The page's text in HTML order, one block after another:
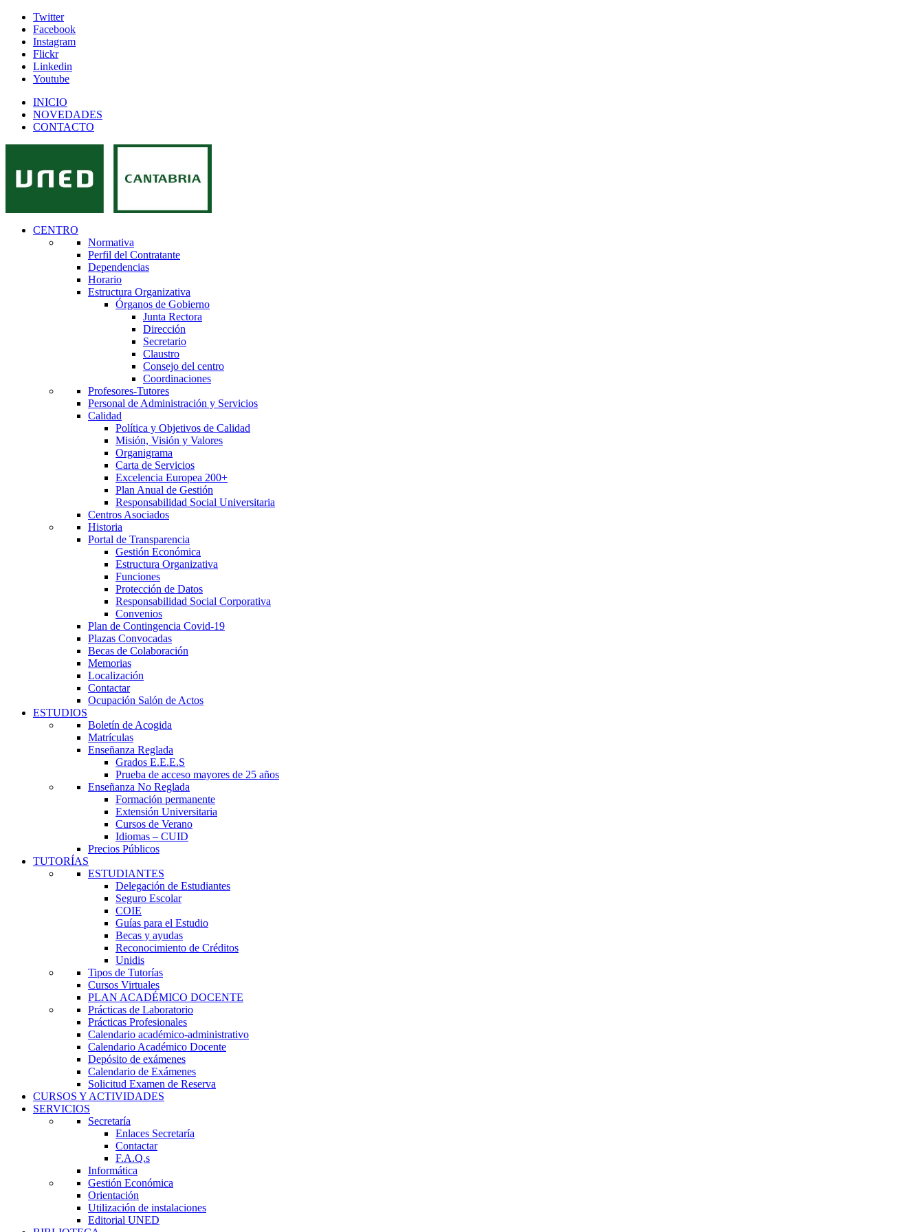
Twitter
Facebook
Instagram
Flickr
Linkedin
Youtube
INICIO
NOVEDADES
CONTACTO
CENTRO
Normativa
Perfil del Contratante
Dependencias
Horario
Estructura Organizativa
Órganos de Gobierno
Junta Rectora
Dirección
Secretario
Claustro
Consejo del centro
Coordinaciones
Profesores-Tutores
Personal de Administración y Servicios
Calidad
Política y Objetivos de Calidad
Misión, Visión y Valores
Organigrama
Carta de Servicios
Excelencia Europea 200+
Plan Anual de Gestión
Responsabilidad Social Universitaria
Centros Asociados
Historia
Portal de Transparencia
Gestión Económica
Estructura Organizativa
Funciones
Protección de Datos
Responsabilidad Social Corporativa
Convenios
Plan de Contingencia Covid-19
Plazas Convocadas
Becas de Colaboración
Memorias
Localización
Contactar
Ocupación Salón de Actos
ESTUDIOS
Boletín de Acogida
Matrículas
Enseñanza Reglada
Grados E.E.E.S
Prueba de acceso mayores de 25 años
Enseñanza No Reglada
Formación permanente
Extensión Universitaria
Cursos de Verano
Idiomas – CUID
Precios Públicos
TUTORÍAS
ESTUDIANTES
Delegación de Estudiantes
Seguro Escolar
COIE
Guías para el Estudio
Becas y ayudas
Reconocimiento de Créditos
Unidis
Tipos de Tutorías
Cursos Virtuales
PLAN ACADÉMICO DOCENTE
Prácticas de Laboratorio
Prácticas Profesionales
Calendario académico-administrativo
Calendario Académico Docente
Depósito de exámenes
Calendario de Exámenes
Solicitud Examen de Reserva
CURSOS Y ACTIVIDADES
SERVICIOS
Secretaría
Enlaces Secretaría
Contactar
F.A.Q.s
Informática
Gestión Económica
Orientación
Utilización de instalaciones
Editorial UNED